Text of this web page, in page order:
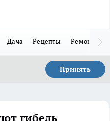
Дача Рецепты Ремонт
Принять
гибель